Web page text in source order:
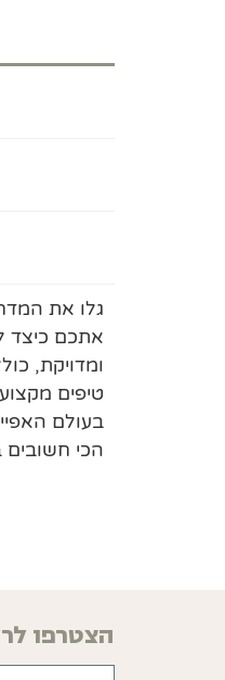
אתכם כיצד
ומדויקת,
טיפים
בעולם
הכי
הצטרפו